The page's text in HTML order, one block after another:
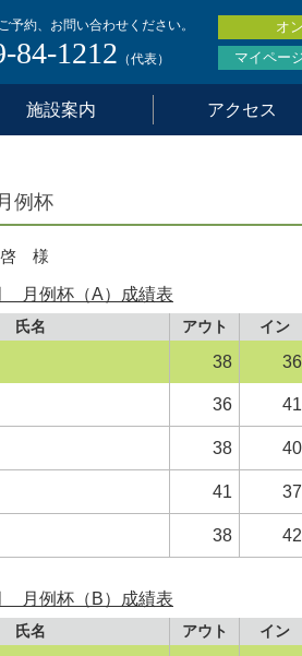
オ
マイペー
予約、お問い合わせください。
84-1212 （代表）
施設案内 アクセス
例杯
啓 様
月例杯（A）成績表
氏名 アウト イン
38 36
36 41
38 40
41 37
38 42
月例杯（B）成績表
氏名 アウト イン